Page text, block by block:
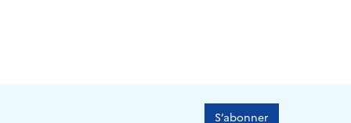
S’abonner